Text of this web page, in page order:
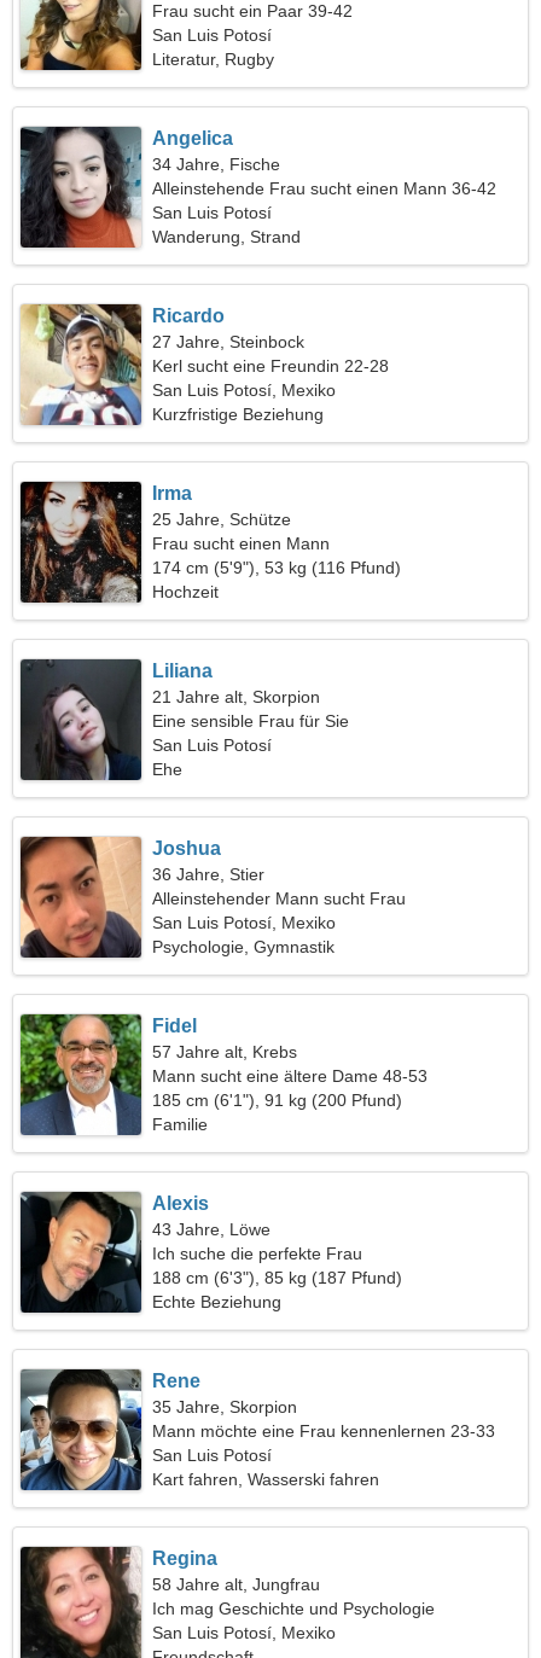
Frau sucht ein Paar 39-42
San Luis Potosí
Literatur, Rugby
Angelica
34 Jahre, Fische
Alleinstehende Frau sucht einen Mann 36-42
San Luis Potosí
Wanderung, Strand
Ricardo
27 Jahre, Steinbock
Kerl sucht eine Freundin 22-28
San Luis Potosí, Mexiko
Kurzfristige Beziehung
Irma
25 Jahre, Schütze
Frau sucht einen Mann
174 cm (5'9"), 53 kg (116 Pfund)
Hochzeit
Liliana
21 Jahre alt, Skorpion
Eine sensible Frau für Sie
San Luis Potosí
Ehe
Joshua
36 Jahre, Stier
Alleinstehender Mann sucht Frau
San Luis Potosí, Mexiko
Psychologie, Gymnastik
Fidel
57 Jahre alt, Krebs
Mann sucht eine ältere Dame 48-53
185 cm (6'1"), 91 kg (200 Pfund)
Familie
Alexis
43 Jahre, Löwe
Ich suche die perfekte Frau
188 cm (6'3"), 85 kg (187 Pfund)
Echte Beziehung
Rene
35 Jahre, Skorpion
Mann möchte eine Frau kennenlernen 23-33
San Luis Potosí
Kart fahren, Wasserski fahren
Regina
58 Jahre alt, Jungfrau
Ich mag Geschichte und Psychologie
San Luis Potosí, Mexiko